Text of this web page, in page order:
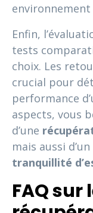
Enfin,
tests
choix. Les
crucial pour
performance
aspects, vous
d’une
mais aussi
tranquillité
FAQ sur